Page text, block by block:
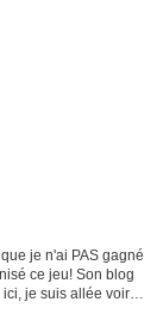
je n'ai PAS gagné
ce jeu! Son blog
je suis allée voir